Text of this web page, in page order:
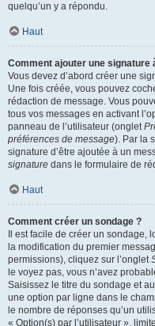
quelqu’un y a répondu.
Haut
Comment ajouter une signature
Vous devez d’abord créer une
Une fois créée, vous pouvez
rédaction de message. Vous
tous vos messages en activant
panneau de l’utilisateur (onglet
préférences de message). Par la
signature d’être ajoutée à un
signature dans le formulaire de
Haut
Comment créer un sondage ?
Il est facile de créer un sondage,
la modification du premier
permissions), cliquez sur l’onglet
le voyez pas, vous n’avez
Saisissez le titre du sondage et
une option par ligne dans le
le nombre de réponses qu’un
« Option(s) par l’utilisateur »,